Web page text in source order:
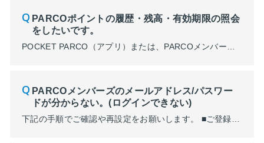
PARCOポイントの履歴・残高・有効期限の照会
をしたいです。
PARCOメンバーズのメールアドレス/パスワー
ドが分からない。(ログインできない)